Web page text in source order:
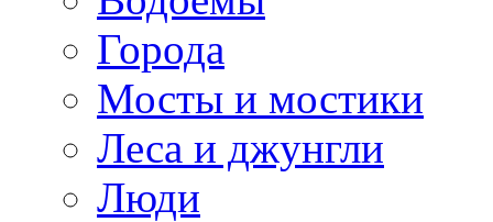
Города
Мосты и мостики
Леса и джунгли
Люди